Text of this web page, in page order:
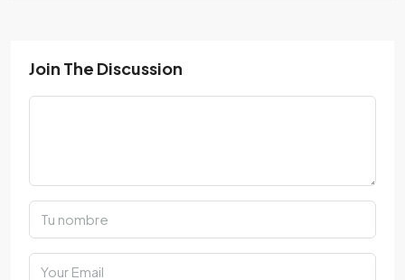
Join The Discussion